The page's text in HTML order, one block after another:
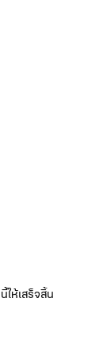
ห้เสร็จสิ้น